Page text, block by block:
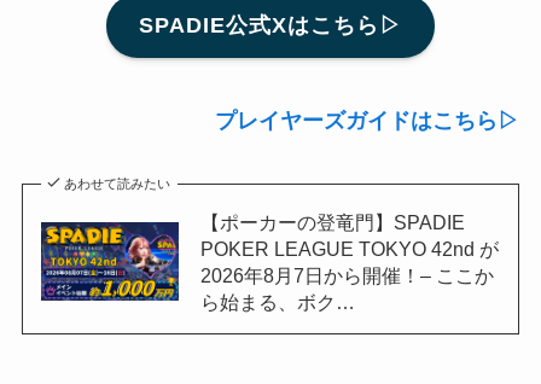
SPADIE公式Xはこちら▷
プレイヤーズガイドはこちら▷
あわせて読みたい
【ポーカーの登竜門】SPADIE
POKER LEAGUE TOKYO 42nd が
2026年8月7日から開催！– ここか
ら始まる、ボク…